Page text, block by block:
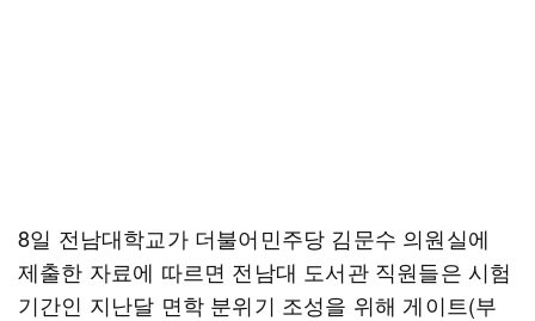
8일 전남대학교가 더불어민주당 김문수 의원실에
제출한 자료에 따르면 전남대 도서관 직원들은 시험
기간인 지난달 면학 분위기 조성을 위해 게이트(부